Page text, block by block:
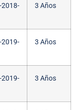
3 Años
3 Años
3 Años